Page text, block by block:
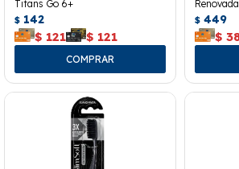
Titans Go 6+
$ 142
$ 121 $ 121
$ 449
$